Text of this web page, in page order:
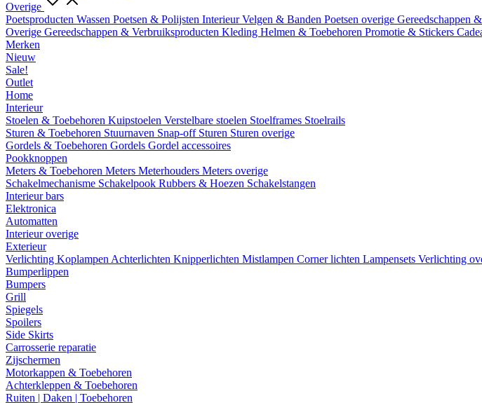
Overige
Poetsproducten Wassen Poetsen & Polijsten InterieurVelgen & Banden Poetsen overige Gereedschappen
Overige Gereedschappen & Verbruiksproducten Kleding Helmen & Toebehoren Promotie & Stickers
Merken
Nieuw
Sale!
Outlet
Home
Interieur
Stoelen & Toebehoren Kuipstoelen Verstelbare stoelen Stoelframes Stoelrails
Sturen & Toebehoren Stuurnaven Snap-off Sturen Sturen overige
Gordels & Toebehoren Gordels Gordel accessoires
Pookknoppen
Meters & Toebehoren Meters Meterhouders Meters overige
Schakelmechanisme Schakelpook Rubbers & Hoezen Schakelstangen
Interieur bars
Elektronica
Automatten
Interieur overige
Exterieur
Verlichting Koplampen Achterlichten Knipperlichten Mistlampen Corner lichten Lampensets Verlichting
Bumperlippen
Bumpers
Grill
Spiegels
Spoilers
Side Skirts
Carrosserie reparatie
Zijschermen
Motorkappen & Toebehoren
Achterkleppen & Toebehoren
Ruiten | Daken | Toebehoren